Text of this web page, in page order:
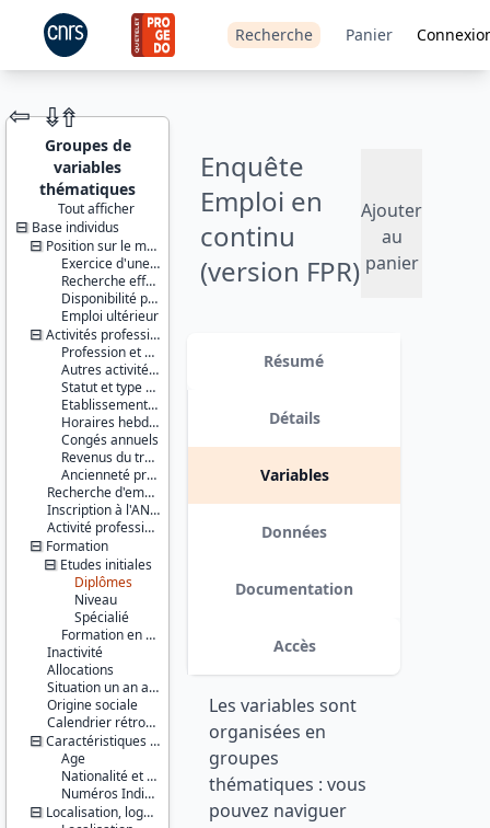
Recherche Panier
JEU DE
DONNÉES
Enquête
Emploi en
continu
(version FPR)
Ajouter
au
panier
supplémentaires dites « rétropolées
retrouver, sur la période 2003-2012,
les séries qui ont été corrigées de
l'effet de la rénovation du
(dans les fichiers enfants
individus EXTRILOG_RETROPOLE,
EXTRI16_RETROPOLE ; dans les
variable HALO_ANC a également
été ajoutée dans les fichiers
individus : elle correspond à
savoir les personnes inactives
souhaitant ou cherchant activement
un emploi. De plus, les valeurs de la
variable IDENQ (identifiant
enquêteur anonymisé) ont été
modifiées suite à un changement
dans l'anonymisation des
⇦ ⇮⇮
Groupes de
variables
thématiques
Tout afficher
Base individus
Position sur le marché du travail
Exercice d'une activité professionnelle effective
Recherche effective d'un travail
Disponibilité pour travailler
Emploi ultérieur
Activités professionnelles
Profession et employeur principaux
Autres activités professionnelles
Statut et type de contrat
Etablissement employeur
Horaires hebdomadaires
Congés annuels
Revenus du travail
Ancienneté professionnelle
Recherche d'emploi
Inscription à l'ANPE
Activité professionnelle antérieure
Formation
Etudes initiales
Diplômes
Niveau
Spécialié
Formation en cours
Inactivité
Allocations
Situation un an auparavant
Origine sociale
Calendrier rétrospectif d'activité
Caractéristiques personnelles
Age
Nationalité et pays de naissance
Numéros Individuels
Localisation, logement, ménage
Identifiants :
lil-0684b
doi:10.13144/lil-
0684b
Thème :
Travail et
emploi
Série :
Enquête
Emploi /
Enquête
Emploi en
continu
(EE / EEC)
Couverture
géographique :
France
métropolitaine
Producteur :
INSEE
Diffuseur :
Progedo-
Adisp
Résumé
Détails
Variables
Données
Documentation
Accès
Les variables sont
organisées en
groupes
thématiques : vous
pouvez naviguer